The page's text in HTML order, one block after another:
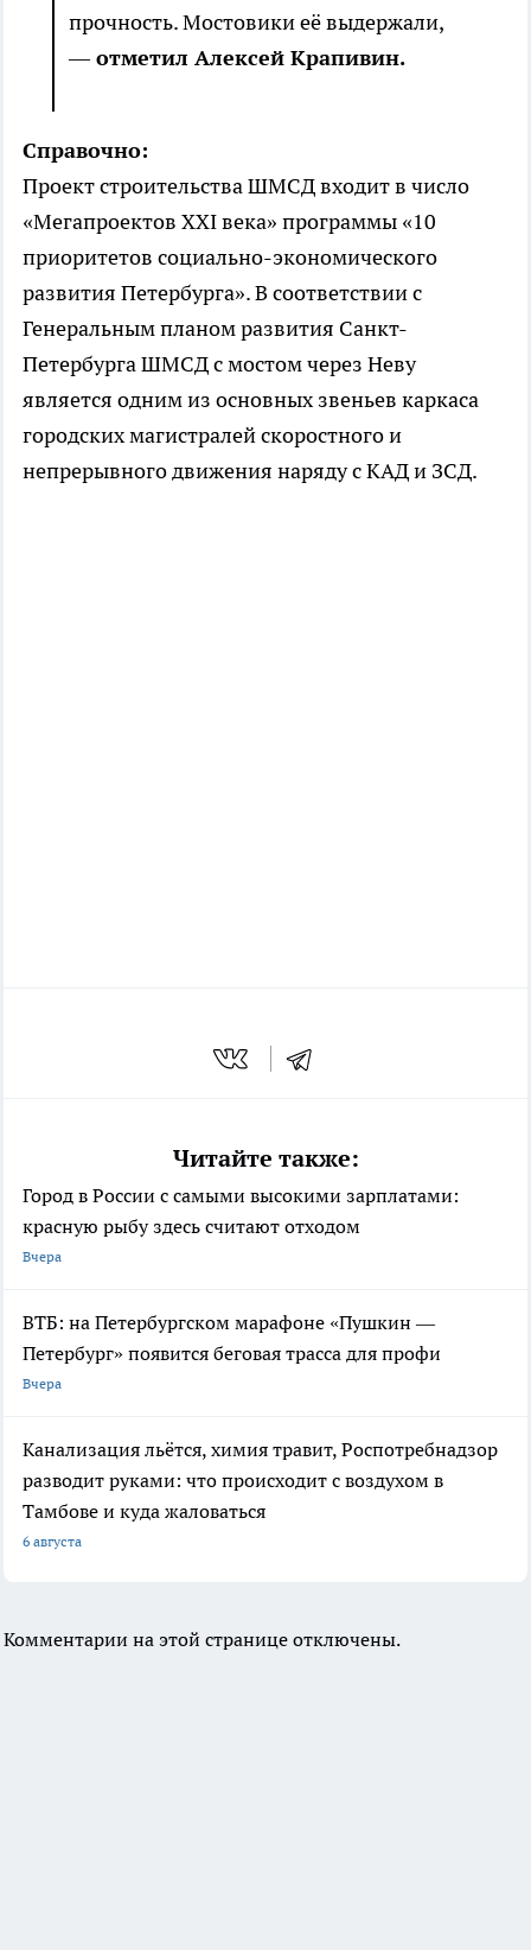
прочность. Мостовики её выдержали,
—отметил Алексей Крапивин.
Справочно:
Проект строительства ШМСД входит в число
«Мегапроектов XXI века» программы «10
приоритетов социально-экономического
развития Петербурга». В соответствии с
Генеральным планом развития Санкт-
Петербурга ШМСД с мостом через Неву
является одним из основных звеньев каркаса
городских магистралей скоростного и
непрерывного движения наряду с КАД и ЗСД.
Читайте также:
Город в России с самыми высокими зарплатами:
красную рыбу здесь считают отходом
Вчера
ВТБ: на Петербургском марафоне «Пушкин —
Петербург» появится беговая трасса для профи
Вчера
Канализация льётся, химия травит, Роспотребнадзор
разводит руками: что происходит с воздухом в
Тамбове и куда жаловаться
6 августа
Комментарии на этой странице отключены.